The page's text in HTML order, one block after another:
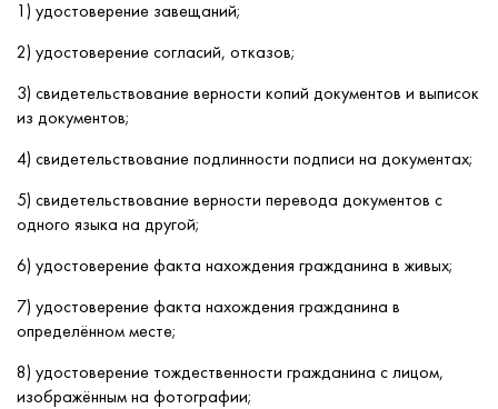
1) удостоверение завещаний;
2) удостоверение согласий, отказов;
3) свидетельствование верности копий документов и выписок
из документов;
4) свидетельствование подлинности подписи на документах;
5) свидетельствование верности перевода документов с
одного языка на другой;
6) удостоверение факта нахождения гражданина в живых;
7) удостоверение факта нахождения гражданина в
определённом месте;
8) удостоверение тождественности гражданина с лицом,
изображённым на фотографии;